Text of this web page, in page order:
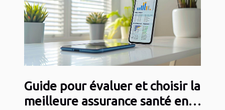
Guide pour évaluer et choisir la
meilleure assurance santé en